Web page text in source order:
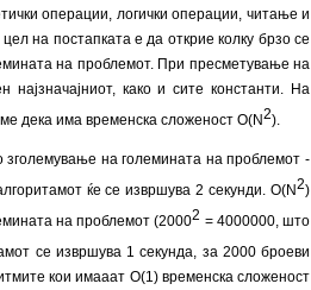
операции, логички операции, читање и
на постапката е да открие колку брзо се
на проблемот. При пресметување на
како и сите константи. На
дека има временска сложеност O(N2).
зголемување на големината на проблемот -
ќе се извршува 2 секунди. О(N2)
на проблемот (20002 = 4000000, што
се извршува 1 секунда, за 2000 броеви
кои имааат O(1) временска сложеност